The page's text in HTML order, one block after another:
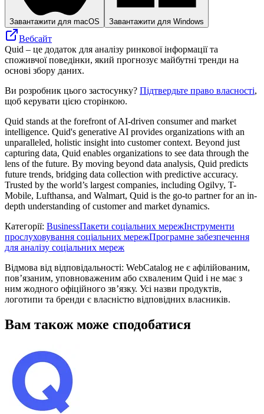
Завантажити для macOS Завантажити для Windows
Вебсайт
Quid – це додаток для аналізу ринкової інформації та
споживчої поведінки, який прогнозує майбутні тренди на
основі збору даних.
Ви розробник цього застосунку? Підтвердьте право власності,
щоб керувати цією сторінкою.
Quid stands at the forefront of AI-driven consumer and market
intelligence. Quid's generative AI provides organizations with an
unparalleled, holistic insight into customer context. Beyond just
capturing data, Quid enables organizations to see data through the
lens of the future. By moving beyond data analysis, Quid predicts
future trends, bridging data collection with predictive accuracy.
Trusted by the world’s largest companies, including Ogilvy, T-
Mobile, Lufthansa, and Walmart, Quid is the go-to partner for an in-
depth understanding of customer and market dynamics.
Категорії: BusinessПакети соціальних мережІнструменти
прослуховування соціальних мережПрограмне забезпечення
для аналізу соціальних мереж
Відмова від відповідальності: WebCatalog не є афілійованим,
пов’язаним, уповноваженим або схваленим Quid і не має з
ним жодного офіційного зв’язку. Усі назви продуктів,
логотипи та бренди є власністю відповідних власників.
Вам також може сподобатися